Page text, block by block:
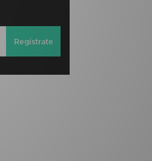
Regístrate